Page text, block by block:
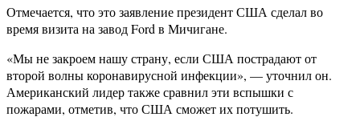
Отмечается, что это заявление президент США сделал во
время визита на завод Ford в Мичигане.
«Мы не закроем нашу страну, если США пострадают от
второй волны коронавирусной инфекции», — уточнил он.
Американский лидер также сравнил эти вспышки с
пожарами, отметив, что США сможет их потушить.